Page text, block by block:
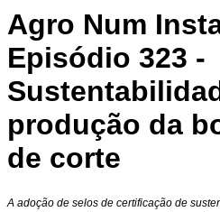
Agro Num
Episódio 323 -
produção da
de corte
A adoção de selos de certificação de